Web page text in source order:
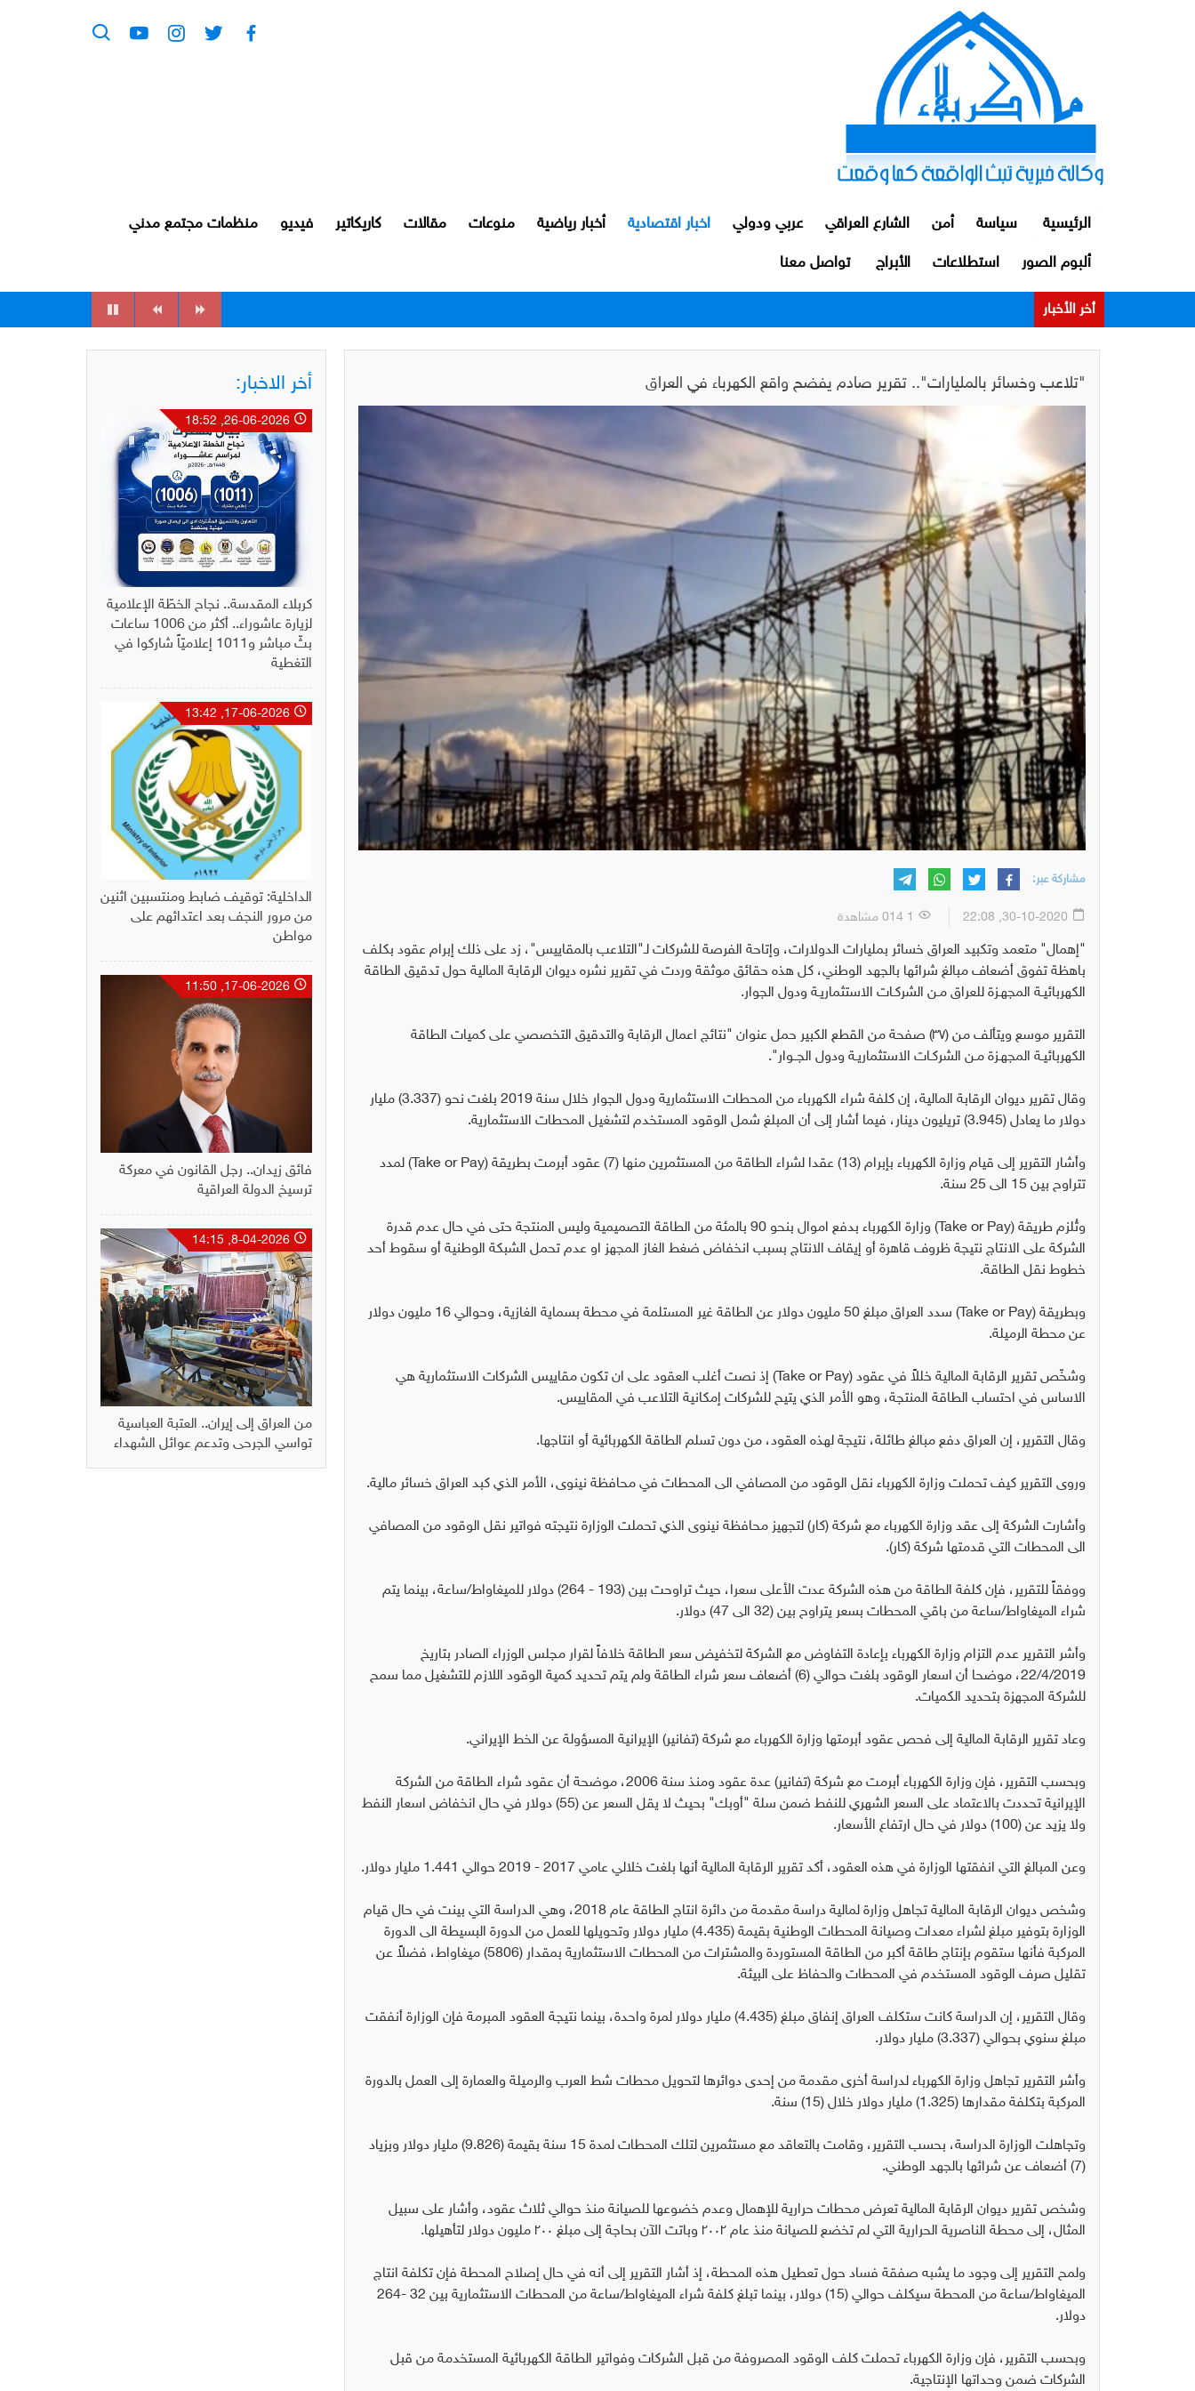
الرئيسية سياسة أمن الشارع العراقي عربي ودولي اخبار اقتصادية أخبار رياضية منوعات مقالات كاريكاتير فيديو منظمات مجتمع مدني
ألبوم الصور استطلاعات الأبراج تواصل معنا
أخر الأخبار
"تلاعب وخسائر بالمليارات".. تقرير صادم يفضح واقع الكهرباء في العراق
مشاركة عبر:
"إهمال" متعمد وتكبيد العراق خسائر بمليارات الدولارات، وإتاحة الفرصة للشركات لـ"التلاعب بالمقاييس"، زد على ذلك إبرام عقود بكلف
باهظة تفوق أضعاف مبالغ شرائها بالجهد الوطني، كل هذه حقائق موثقة وردت في تقرير نشره ديوان الرقابة المالية حول تدقيق الطاقة
الكهربائيـة المجهـزة للعراق مـن الشركـات الاستثماريـة ودول الجوار.
التقرير موسع ويتألف من (٣٧) صفحة من القطع الكبير حمل عنوان "نتائج اعمال الرقابة والتدقيق التخصصي على كميات الطاقة
الكهربائيـة المجهـزة مـن الشركـات الاستثماريـة ودول الجــوار".
وقال تقرير ديوان الرقابة المالية، إن كلفة شراء الكهرباء من المحطات الاستثمارية ودول الجوار خلال سنة 2019 بلغت نحو (3.337) مليار
دولار ما يعادل (3.945) تريليون دينار، فيما أشار إلى أن المبلغ شمل الوقود المستخدم لتشغيل المحطات الاستثمارية.
وأشار التقرير إلى قيام وزارة الكهرباء بإبرام (13) عقدا لشراء الطاقة من المستثمرين منها (7) عقود أبرمت بطريقة (Take or Pay) لمدد
تتراوح بين 15 الى 25 سنة.
وتُلزم طريقة (Take or Pay) وزارة الكهرباء بدفع اموال بنحو 90 بالمئة من الطاقة التصميمية وليس المنتجة حتى في حال عدم قدرة
الشركة على الانتاج نتيجة ظروف قاهرة أو إيقاف الانتاج بسبب انخفاض ضغط الغاز المجهز او عدم تحمل الشبكة الوطنية أو سقوط أحد
خطوط نقل الطاقة.
وبطريقة (Take or Pay) سدد العراق مبلغ 50 مليون دولار عن الطاقة غير المستلمة في محطة بسماية الغازية، وحوالي 16 مليون دولار
عن محطة الرميلة.
وشخّص تقرير الرقابة المالية خللاً في عقود (Take or Pay) إذ نصت أغلب العقود على ان تكون مقاييس الشركات الاستثمارية هي
الاساس في احتساب الطاقة المنتجة، وهو الأمر الذي يتيح للشركات إمكانية التلاعب في المقاييس.
وقال التقرير، إن العراق دفع مبالغ طائلة، نتيجة لهذه العقود، من دون تسلم الطاقة الكهربائية أو انتاجها.
وروى التقرير كيف تحملت وزارة الكهرباء نقل الوقود من المصافي الى المحطات في محافظة نينوى، الأمر الذي كبد العراق خسائر مالية.
وأشارت الشركة إلى عقد وزارة الكهرباء مع شركة (كار) لتجهيز محافظة نينوى الذي تحملت الوزارة نتيجته فواتير نقل الوقود من المصافي
الى المحطات التي قدمتها شركة (كار).
ووفقاً للتقرير، فإن كلفة الطاقة من هذه الشركة عدت الأعلى سعرا، حيث تراوحت بين (193 - 264) دولار للميغاواط/ساعة، بينما يتم
شراء الميغاواط/ساعة من باقي المحطات بسعر يتراوح بين (32 الى 47) دولار.
وأشر التقرير عدم التزام وزارة الكهرباء بإعادة التفاوض مع الشركة لتخفيض سعر الطاقة خلافاً لقرار مجلس الوزراء الصادر بتاريخ
22/4/2019، موضحا أن اسعار الوقود بلغت حوالي (6) أضعاف سعر شراء الطاقة ولم يتم تحديد كمية الوقود اللازم للتشغيل مما سمح
للشركة المجهزة بتحديد الكميات.
وعاد تقرير الرقابة المالية إلى فحص عقود أبرمتها وزارة الكهرباء مع شركة (تفانير) الإيرانية المسؤولة عن الخط الإيراني.
وبحسب التقرير، فإن وزارة الكهرباء أبرمت مع شركة (تفانير) عدة عقود ومنذ سنة 2006، موضحة أن عقود شراء الطاقة من الشركة
الإيرانية تحددت بالاعتماد على السعر الشهري للنفط ضمن سلة "أوبك" بحيث لا يقل السعر عن (55) دولار في حال انخفاض اسعار النفط
ولا يزيد عن (100) دولار في حال ارتفاع الأسعار.
وعن المبالغ التي انفقتها الوزارة في هذه العقود، أكد تقرير الرقابة المالية أنها بلغت خلالي عامي 2017 - 2019 حوالي 1.441 مليار دولار.
وشخص ديوان الرقابة المالية تجاهل وزارة لمالية دراسة مقدمة من دائرة انتاج الطاقة عام 2018، وهي الدراسة التي بينت في حال قيام
الوزارة بتوفير مبلغ لشراء معدات وصيانة المحطات الوطنية بقيمة (4.435) مليار دولار وتحويلها للعمل من الدورة البسيطة الى الدورة
المركبة فأنها ستقوم بإنتاج طاقة أكبر من الطاقة المستوردة والمشترات من المحطات الاستثمارية بمقدار (5806) ميغاواط، فضلاً عن
تقليل صرف الوقود المستخدم في المحطات والحفاظ على البيئة.
وقال التقرير، إن الدراسة كانت ستكلف العراق إنفاق مبلغ (4.435) مليار دولار لمرة واحدة، بينما نتيجة العقود المبرمة فإن الوزارة أنفقت
مبلغ سنوي بحوالي (3.337) مليار دولار.
وأشر التقرير تجاهل وزارة الكهرباء لدراسة أخرى مقدمة من إحدى دوائرها لتحويل محطات شط العرب والرميلة والعمارة إلى العمل بالدورة
المركبة بتكلفة مقدارها (1.325) مليار دولار خلال (15) سنة.
وتجاهلت الوزارة الدراسة، بحسب التقرير، وقامت بالتعاقد مع مستثمرين لتلك المحطات لمدة 15 سنة بقيمة (9.826) مليار دولار وبزياد
(7) أضعاف عن شرائها بالجهد الوطني.
وشخص تقرير ديوان الرقابة المالية تعرض محطات حرارية للإهمال وعدم خضوعها للصيانة منذ حوالي ثلاث عقود، وأشار على سبيل
المثال، إلى محطة الناصرية الحرارية التي لم تخضع للصيانة منذ عام ٢٠٠٢ وباتت الآن بحاجة إلى مبلغ ٢٠٠ مليون دولار لتأهيلها.
ولمح التقرير إلى وجود ما يشبه صفقة فساد حول تعطيل هذه المحطة، إذ أشار التقرير إلى أنه في حال إصلاح المحطة فإن تكلفة انتاج
الميغاواط/ساعة من المحطة سيكلف حوالي (15) دولار، بينما تبلغ كلفة شراء الميغاواط/ساعة من المحطات الاستثمارية بين 32 -264
دولار.
وبحسب التقرير، فإن وزارة الكهرباء تحملت كلف الوقود المصروفة من قبل الشركات وفواتير الطاقة الكهربائية المستخدمة من قبل
الشركات ضمن وحداتها الإنتاجية.
أخر الاخبار:
كربلاء المقدسة.. نجاح الخطّة الإعلامية
لزيارة عاشوراء.. أكثر من 1006 ساعات
بثّ مباشر و1011 إعلاميّاً شاركوا في
التغطية
الداخلية: توقيف ضابط ومنتسبين اثنين
من مرور النجف بعد اعتدائهم على
مواطن
فائق زيدان.. رجل القانون في معركة
ترسيخ الدولة العراقية
من العراق إلى إيران.. العتبة العباسية
تواسي الجرحى وتدعم عوائل الشهداء